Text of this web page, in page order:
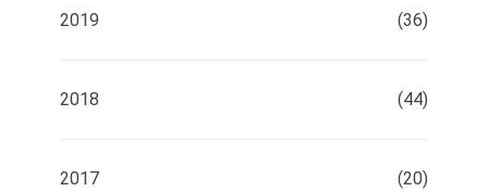
2019 (36)
2018 (44)
2017 (20)